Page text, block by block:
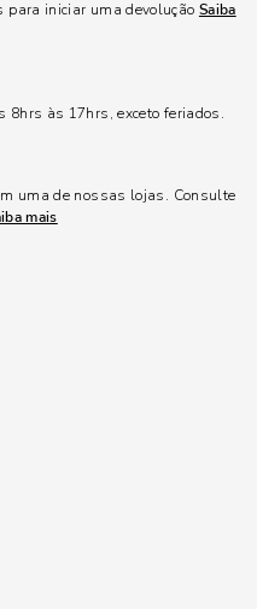
para iniciar uma devolução Saiba
8hrs às 17hrs, exceto feriados.
uma de nossas lojas. Consulte
mais